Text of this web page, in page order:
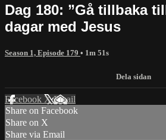
Dag 180: ”Gå tillbaka
dagar med Jesus
Season 1, Episode 179 • 1m 51s
Facebook XEmail
Share on Facebook
Share on X
Share via Email